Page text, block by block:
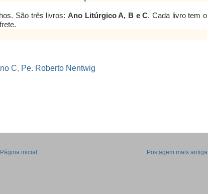
São três livros: Ano Litúrgico A, B e C. Cada livro tem o
C Pe. Roberto Nentwig
Postagem mais antiga
Página inicial